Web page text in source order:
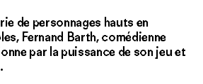
de personnages hauts en
Fernand Barth, comédienne
par la puissance de son jeu et